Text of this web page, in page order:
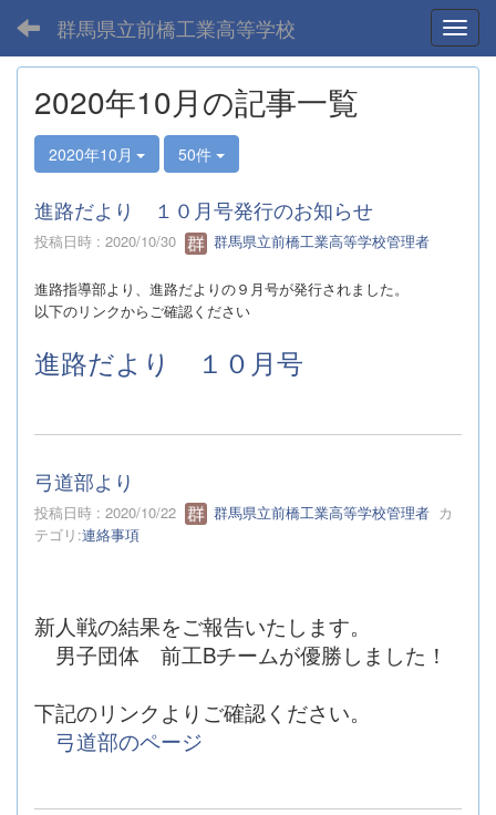
群馬県立前橋工業高等学校
2020年10月の記事一覧
2020年10月 50件
進路だより １０月号発行のお知らせ
投稿日時 : 2020/10/30 群馬県立前橋工業高等学校管理者
進路指導部より、進路だよりの９ 月号が発行されました。
以下のリンクからご確認ください
進路だより １０月号
弓道部より
投稿日時 : 2020/10/22 群馬県立前橋工業高等学校管理者 カ
テゴリ:連絡事項
新人戦の結果をご報告いたします。
男子団体 前工Bチームが優勝しました！
下記のリンクよりご確認ください。
弓道部のページ